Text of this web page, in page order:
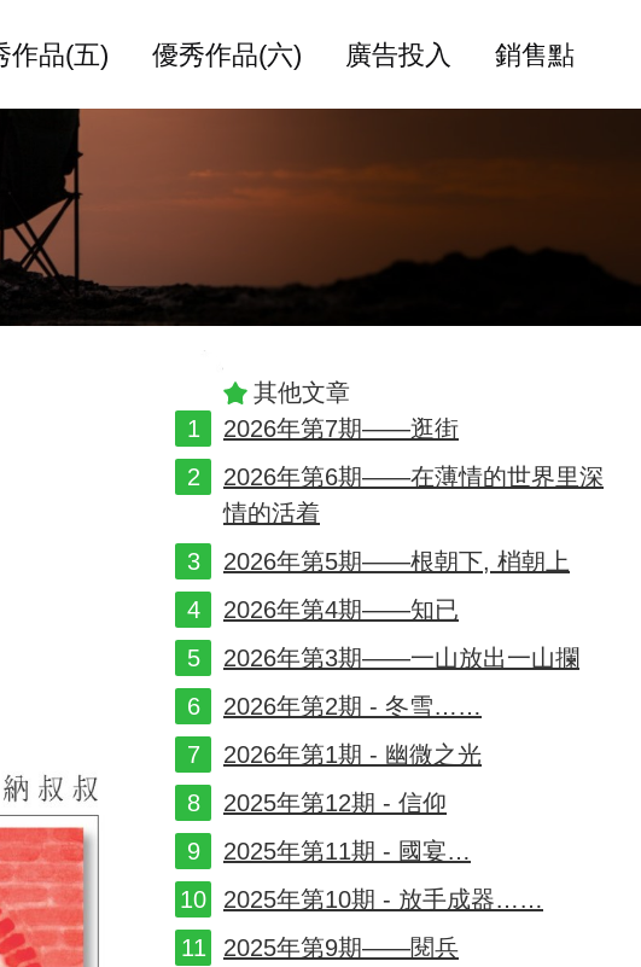
作品(五) 優秀作品(六) 廣告投入 銷售點
其他文章
2026年第7期——逛街
2026年第6期——在薄情的世界里深
情的活着
2026年第5期——根朝下, 梢朝上
2026年第4期——知已
2026年第3期——一山放出一山攔
2026年第2期 - 冬雪……
2026年第1期 - 幽微之光
2025年第12期 - 信仰
2025年第11期 - 國宴…
2025年第10期 - 放手成器……
2025年第9期——閱兵